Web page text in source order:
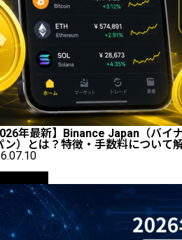
年最新】Binance Japan（バイ
ン）とは？特徴・手数料について